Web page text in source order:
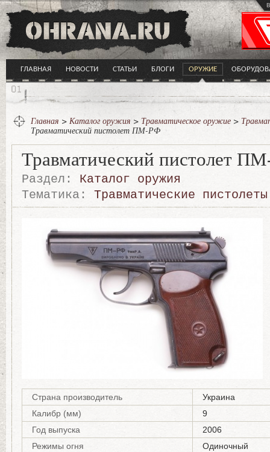
ГЛАВНАЯ НОВОСТИ СТАТЬИ БЛОГИ ОРУЖИЕ
Главная > Каталог оружия > Травматическое оружие >
Травматический пистолет ПМ-РФ
Травматический пистолет
Раздел:
Каталог оружия
Тематика: Травматические пистолеты
Страна производитель
Украина
Калибр (мм)
9
Год выпуска
2006
Режимы огня
Одиночный